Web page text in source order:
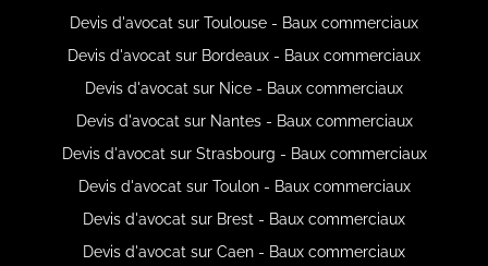
Devis d'avocat sur Toulouse - Baux commerciaux
Devis d'avocat sur Bordeaux - Baux commerciaux
Devis d'avocat sur Nice - Baux commerciaux
Devis d'avocat sur Nantes - Baux commerciaux
Devis d'avocat sur Strasbourg - Baux commerciaux
Devis d'avocat sur Toulon - Baux commerciaux
Devis d'avocat sur Brest - Baux commerciaux
Devis d'avocat sur Caen - Baux commerciaux